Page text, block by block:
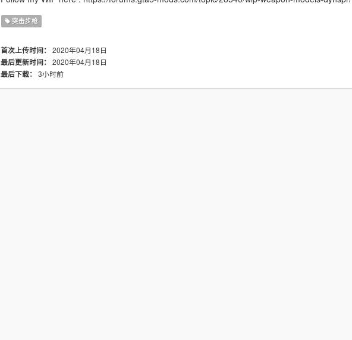
突击步枪
首次上传时间： 2020年04月18日
最后更新时间： 2020年04月18日
最后下载： 3小时前